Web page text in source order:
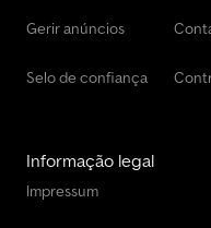
Gerir anúncios
Selo de confiança
Informação legal
Impressum